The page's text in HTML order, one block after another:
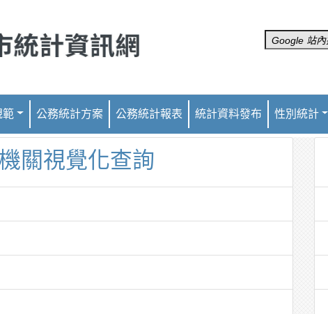
範 公務統計方案 公務統計報表 統計資料發布 性別統計
關視覺化查詢